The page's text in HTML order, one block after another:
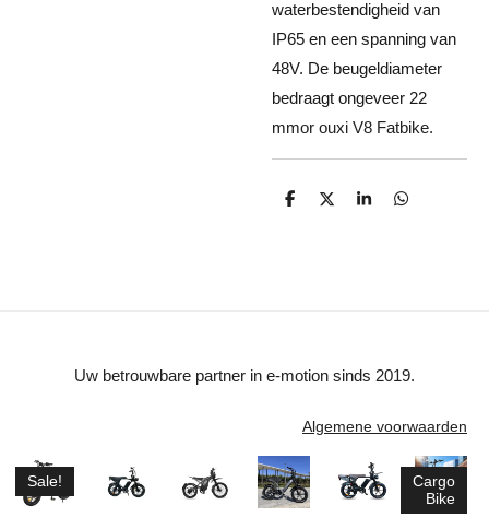
waterbestendigheid van
IP65 en een spanning van
48V. De beugeldiameter
bedraagt ongeveer 22
mmor ouxi V8 Fatbike.
D
D
S
D
Uw betrouwbare partner in e-motion sinds 2019.
Algemene voorwaarden
Sale!
Cargo
Bike